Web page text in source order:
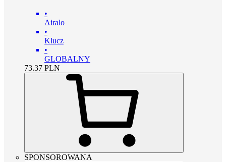
•
Airalo
•
Klucz
•
GLOBALNY
73.37 PLN
SPONSOROWANA